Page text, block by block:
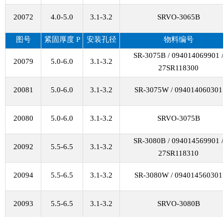
20072 4.0-5.0 3.1-3.2 SRVO-3065B
图号 紧固厚度P 安装孔径 物料编号
20079 5.0-6.0 3.1-3.2
SR-3075B / 094014069901 /
27SR118300
20081 5.0-6.0 3.1-3.2 SR-3075W / 094014060301
20080 5.0-6.0 3.1-3.2 SRVO-3075B
20092 5.5-6.5 3.1-3.2
SR-3080B / 094014569901 /
27SR118310
20094 5.5-6.5 3.1-3.2 SR-3080W / 094014560301
20093 5.5-6.5 3.1-3.2 SRVO-3080B